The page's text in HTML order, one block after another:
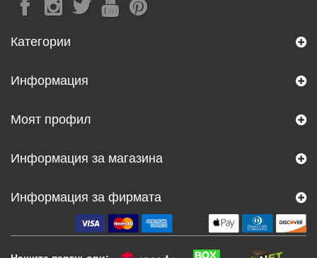
Категории
Информация
Моят профил
Информация за магазина
Информация за фирмата